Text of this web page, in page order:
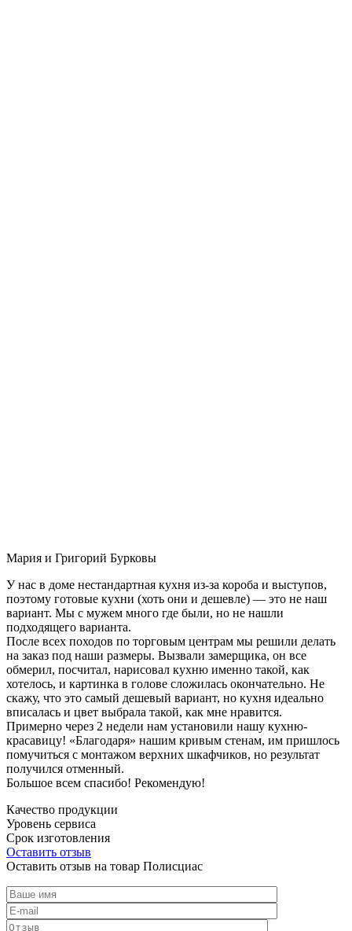
Мария и Григорий Бурковы
У нас в доме нестандартная кухня из-за короба и выступов,
поэтому готовые кухни (хоть они и дешевле) — это не наш
вариант. Мы с мужем много где были, но не нашли
подходящего варианта.
После всех походов по торговым центрам мы решили делать
на заказ под наши размеры. Вызвали замерщика, он все
обмерил, посчитал, нарисовал кухню именно такой, как
хотелось, и картинка в голове сложилась окончательно. Не
скажу, что это самый дешевый вариант, но кухня идеально
вписалась и цвет выбрала такой, как мне нравится.
Примерно через 2 недели нам установили нашу кухню-
красавицу! «Благодаря» нашим кривым стенам, им пришлось
помучиться с монтажом верхних шкафчиков, но результат
получился отменный.
Большое всем спасибо! Рекомендую!
Качество продукции
Уровень сервиса
Срок изготовления
Оставить отзыв
Оставить отзыв на товар Полисциас